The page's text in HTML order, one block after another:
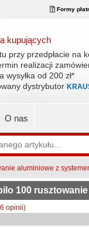
Formy
kupujących
przy przedpłacie na
realizacji
wysyłka od 200 zł*
dystrybutor
O nas
aluminiowe z
100
opinii)